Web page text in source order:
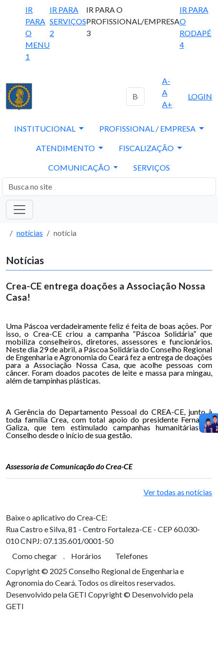
IR
PARA
O
MENU
1
IR PARA
SERVIÇOS
2
IR PARA O
PROFISSIONAL/EMPRESA
3
IR PARA
O
RODAPÉ
4
A-
A
A+
LOGIN
INSTITUCIONAL PROFISSIONAL / EMPRESA
ATENDIMENTO FISCALIZAÇÃO
COMUNICAÇÃO SERVIÇOS
notícias notícia
Notícias
Crea-CE entrega doações a Associação Nossa
Casa!
Uma Páscoa verdadeiramente feliz é feita de boas ações. Por
isso, o Crea-CE criou a campanha “Páscoa Solidária” que
mobiliza conselheiros, diretores, assessores e funcionários.
Neste dia 29 de abril, a Páscoa Solidária do Conselho Regional
de Engenharia e Agronomia do Ceará fez a entrega de doações
para a Associação Nossa Casa, que acolhe pessoas com
câncer. Foram doados pacotes de leite e massa para mingau,
além de tampinhas plásticas.
A Gerência do Departamento Pessoal do CREA-CE, junto à
toda família Crea, com total apoio do presidente Fernando
Galiza, que tem estimulado campanhas humanitárias no
Conselho desde o início de sua gestão.
Assessoria de Comunicação do Crea-CE
Ver todas as notícias
Baixe o aplicativo do Crea-CE:
Rua Castro e Silva, 81 - Centro Fortaleza-CE - CEP 60.030-
010CNPJ: 07.135.601/0001-50
Como chegar
Horários
Telefones
Copyright © 2025 Conselho Regional de Engenharia e
Agronomia do Ceará. Todos os direitos reservados.
Desenvolvido pela GETI Copyright © Desenvolvido pela
GETI